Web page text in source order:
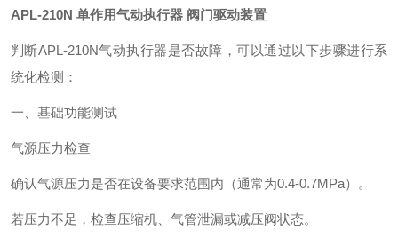
APL-210N 单作用气动执行器 阀门驱动装置
判断APL-210N气动执行器是否故障，可以通过以下步骤进行系
统化检测：
一、基础功能测试
气源压力检查‌
确认气源压力是否在设备要求范围内（通常为0.4-0.7MPa）。
若压力不足，检查压缩机、气管泄漏或减压阀状态。